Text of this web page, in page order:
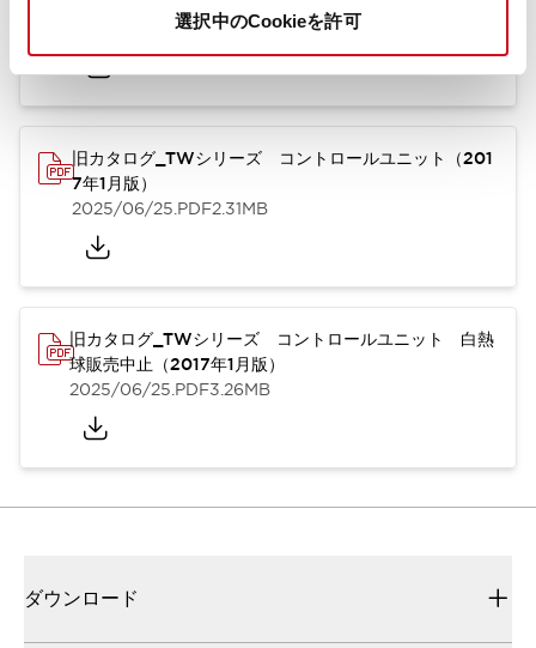
選択中のCookieを許可
.PDF1.65MB
旧カタログ_TWシリーズ コントロールユニット（201
7年1月版）
2025/06/25.PDF2.31MB
旧カタログ_TWシリーズ コントロールユニット 白熱
球販売中止（2017年1月版）
2025/06/25.PDF3.26MB
ダウンロード